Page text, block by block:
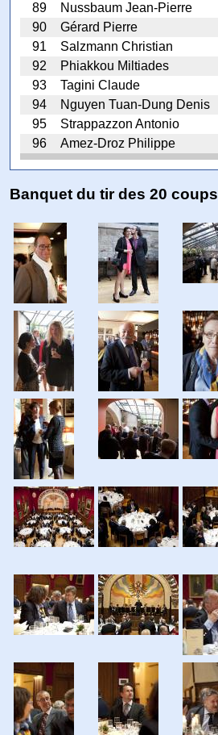
89
Nussbaum Jean-Pierre
90
Gérard Pierre
91
Salzmann Christian
92
Phiakkou Miltiades
93
Tagini Claude
94
Nguyen Tuan-Dung Denis
95
Strappazzon Antonio
96
Amez-Droz Philippe
Banquet du tir des 20 coups